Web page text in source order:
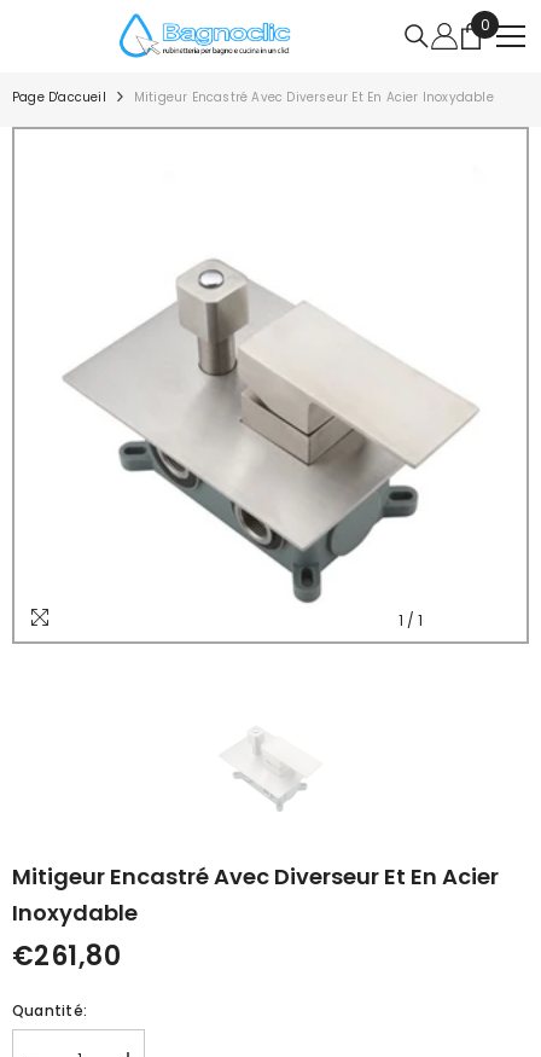
IGNORER ET PASSER AU CONTENU
0
0
article
Page D'accueil Mitigeur Encastré Avec Diverseur Et En Acier Inoxydable
1 / 1
Mitigeur Encastré Avec Diverseur Et En Acier
Inoxydable
€261,80
Quantité: